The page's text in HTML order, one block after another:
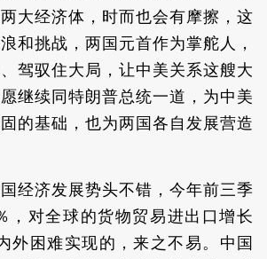
大经济体，时而也会有摩擦，这
和挑战，两国元首作为掌舵人，
驾驭住大局，让中美关系这艘大
继续同特朗普总统一道，为中美
的基础，也为两国各自发展营造
经济发展势头不错，今年前三季
，对全球的货物贸易进出口增长
外困难实现的，来之不易。中国